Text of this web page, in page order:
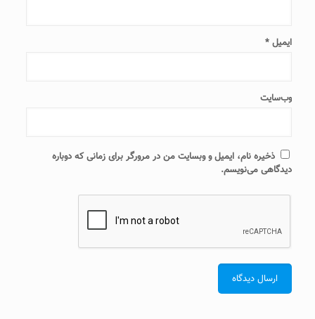
ایمیل *
وب‌سایت
ذخیره نام، ایمیل و وبسایت من در مرورگر برای زمانی که دوباره
دیدگاهی می‌نویسم.